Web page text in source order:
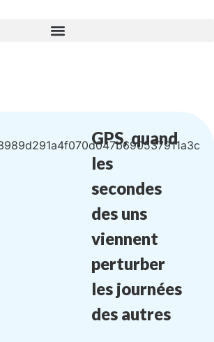
GPS, quand
les
secondes
des uns
viennent
perturber
les journées
des autres